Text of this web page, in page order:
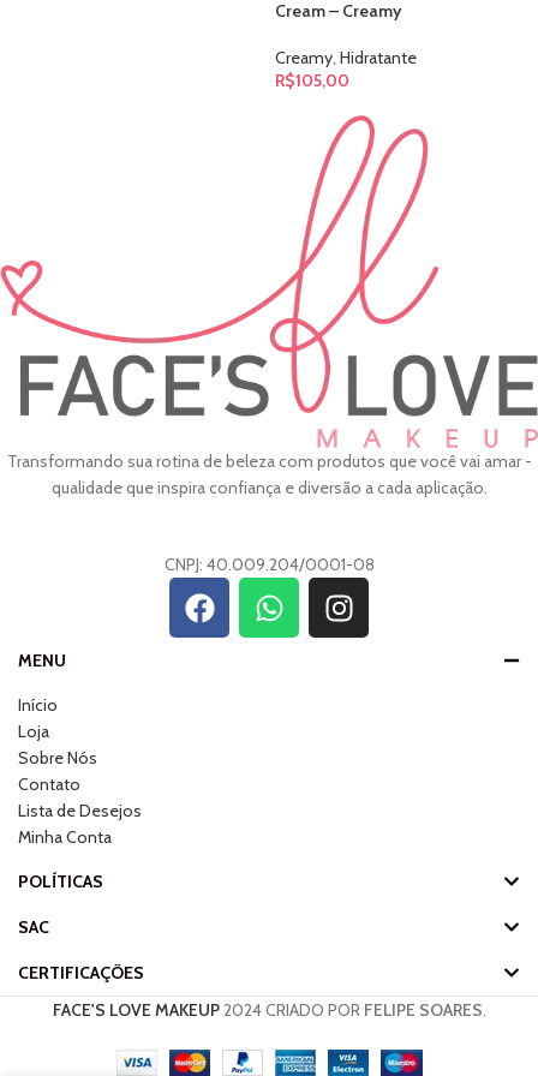
Cream – Creamy
Creamy, Hidratante
R$105,00
Transformando sua rotina de beleza com produtos que você vai amar -
qualidade que inspira confiança e diversão a cada aplicação.
CNPJ: 40.009.204/0001-08
MENU
Início
Loja
Sobre Nós
Contato
Lista de Desejos
Minha Conta
POLÍTICAS
SAC
CERTIFICAÇÕES
FACE'S LOVE MAKEUP2024 CRIADO POR FELIPE SOARES.